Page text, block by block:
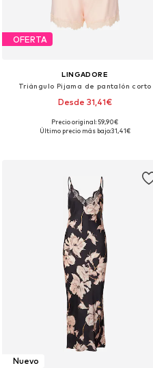
OFERTA
LINGADORE
Triángulo Pijama de pantalón corto
Desde 31,41€
Disponible en muchas tallas
Precio original: 59,90€
Último precio más bajo:31,41€
Nuevo